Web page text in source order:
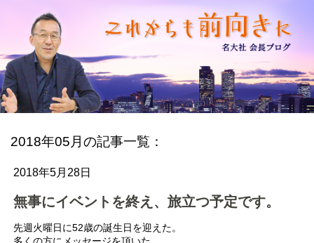
2018年05月の記事一覧：
2018年5月28日
無事にイベントを終え、旅立つ予定です。
先週火曜日に52歳の誕生日を迎えた。
多くの方にメッセージを頂いた。